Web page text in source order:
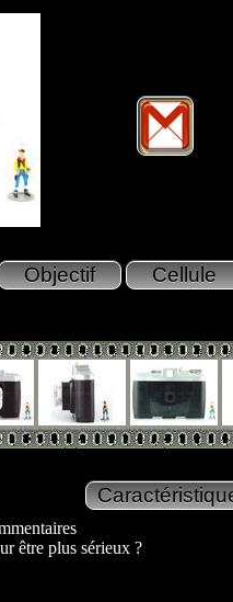
être plus sérieux ?